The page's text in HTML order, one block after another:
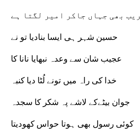
بھی جہاں جاکر امیر لگتا ہے
حسین شہر ہی ایسا بنادیا تو نے
عجیب شان سے وعدہ نبھایا نانا کا
خدا کی راہ میں تونے لُٹا دیا کنبہ
جوان بیٹےکے لاشے پہ شکر کا سجدہ
کوئی رسول بھی ہوتا حواس کھودیتا